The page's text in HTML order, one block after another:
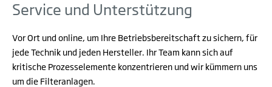
Service und Unterstützung
Vor Ort und online, um Ihre Betriebsbereitschaft zu sichern, für
jede Technik und jeden Hersteller. Ihr Team kann sich auf
kritische Prozesselemente konzentrieren und wir kümmern uns
um die Filteranlagen.